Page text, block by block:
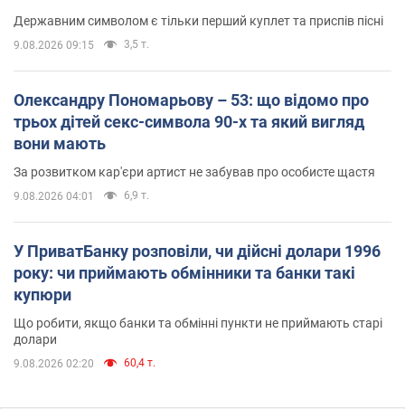
Державним символом є тільки перший куплет та приспів пісні
9.08.2026 09:15 3,5 т.
Олександру Пономарьову – 53: що відомо про
трьох дітей секс-символа 90-х та який вигляд
вони мають
За розвитком кар'єри артист не забував про особисте щастя
9.08.2026 04:01 6,9 т.
У ПриватБанку розповіли, чи дійсні долари 1996
року: чи приймають обмінники та банки такі
купюри
Що робити, якщо банки та обмінні пункти не приймають старі
долари
9.08.2026 02:20 60,4 т.